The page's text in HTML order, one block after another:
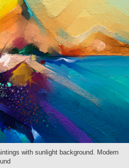
with sunlight background. Modern